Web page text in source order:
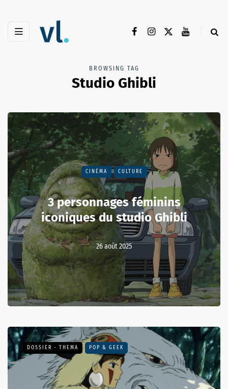
BROWSING TAG
Studio Ghibli
CINÉMA CULTURE
3 personnages féminins
iconiques du studio Ghibli
26 août 2025
DOSSIER - THEMA POP & GEEK